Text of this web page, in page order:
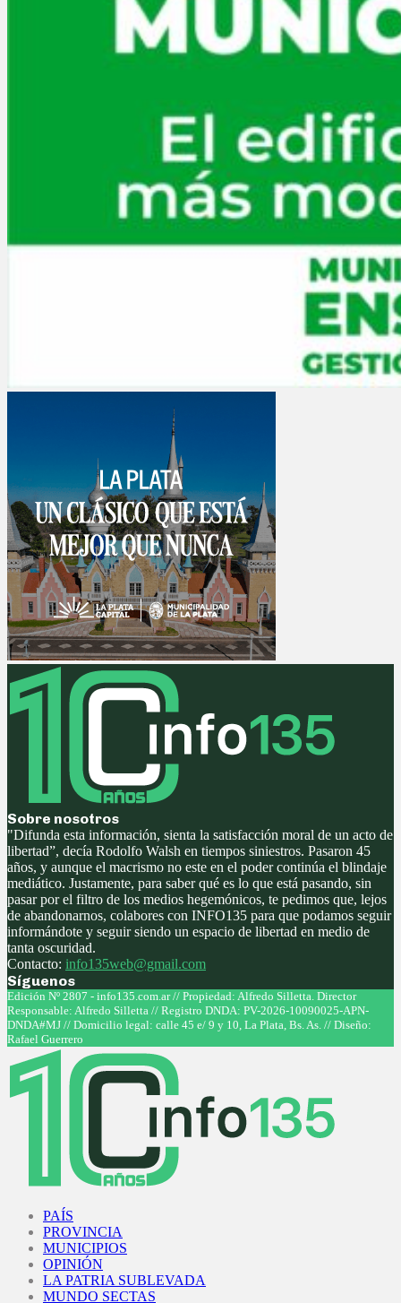
Sobre nosotros
"Difunda esta información, sienta la satisfacción moral de un acto de
libertad”, decía Rodolfo Walsh en tiempos siniestros. Pasaron 45
años, y aunque el macrismo no este en el poder continúa el blindaje
mediático. Justamente, para saber qué es lo que está pasando, sin
pasar por el filtro de los medios hegemónicos, te pedimos que, lejos
de abandonarnos, colabores con INFO135 para que podamos seguir
informándote y seguir siendo un espacio de libertad en medio de
tanta oscuridad.
Contacto: info135web@gmail.com
Síguenos
Facebook
Twitter
Instagram
Youtube
Edición Nº 2807 - info135.com.ar // Propiedad: Alfredo Silletta. Director
Responsable: Alfredo Silletta // Registro DNDA: PV-2026-10090025-APN-
DNDA#MJ // Domicilio legal: calle 45 e/ 9 y 10, La Plata, Bs. As. // Diseño:
Rafael Guerrero
PAÍS
PROVINCIA
MUNICIPIOS
OPINIÓN
LA PATRIA SUBLEVADA
MUNDO SECTAS